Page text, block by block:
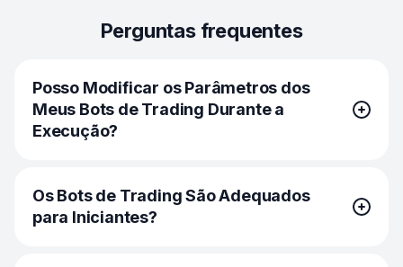
Perguntas frequentes
Posso Modificar os Parâmetros dos
Meus Bots de Trading Durante a
Execução?
Sim. Em alguns bots, você pode ajustar várias funções,
tais como Trailing Up ou Take Profit, enquanto elas
estão em execução. Por exemplo, se você quiser
Os Bots de Trading São Adequados
para Iniciantes?